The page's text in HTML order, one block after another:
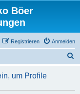
Böer
Anmelden
Registrieren
h
um Profile